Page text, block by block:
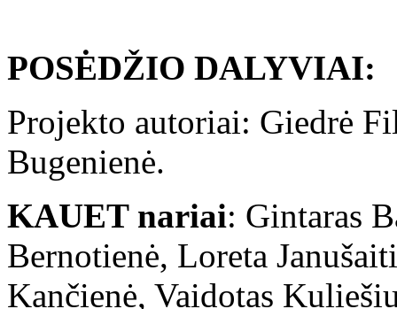
POSĖDŽIO DALYVIAI:
Projekto autoriai: Giedrė
KAUET nariai: Gintaras
Bernotienė, Loreta
Kančienė, Vaidotas